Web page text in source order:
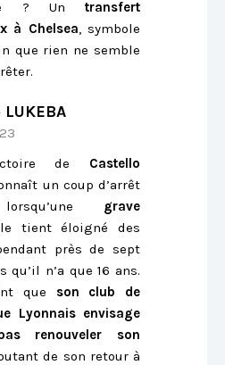
? Un transfert
à Chelsea , symbole
que rien ne semble
de Castello
un coup d’arrêt
grave
tient éloigné des
près de sept
qu’il n’a que 16 ans.
que son club de
Lyonnais envisage
renouveler son
de son retour à